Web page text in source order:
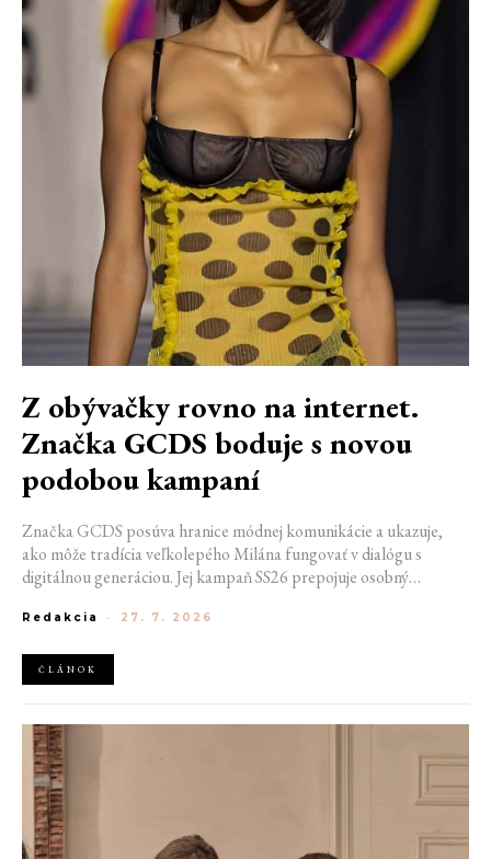
Z obývačky rovno na internet.
Značka GCDS boduje s novou
podobou kampaní
Značka GCDS posúva hranice módnej komunikácie a ukazuje,
ako môže tradícia veľkolepého Milána fungovať v dialógu s
digitálnou generáciou. Jej kampaň SS26 prepojuje osobný
spôsob, akým dnes módu vnímame a zdieľame. Zároveň
trendy a vytvárať autentické spojenie medzi módou, digitálnym
prostredím a každodenným životom mladej generácie.
Redakcia - 27. 7. 2026
ČLÁNOK